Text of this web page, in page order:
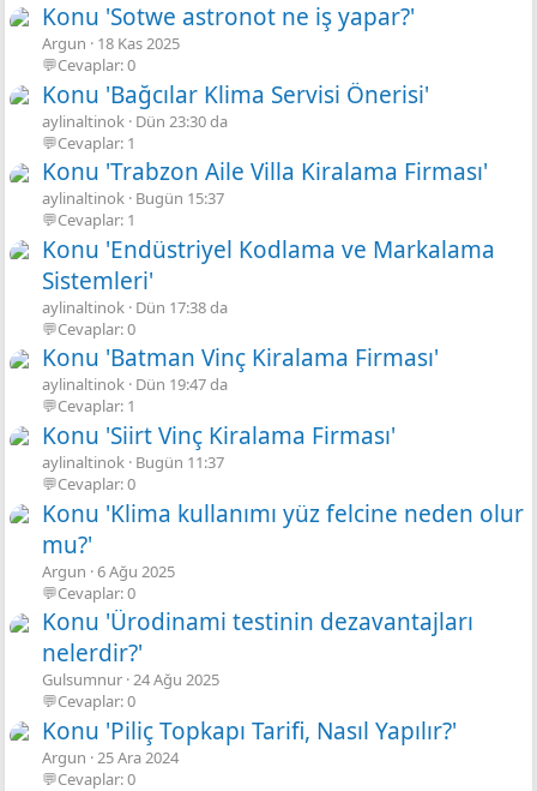
Konu 'Sotwe astronot ne iş yapar?'
Argun
18 Kas 2025
💬Cevaplar: 0
Konu 'Bağcılar Klima Servisi Önerisi'
aylinaltinok Dün 23:30 da
💬Cevaplar: 1
Konu 'Trabzon Aile Villa Kiralama Firması'
aylinaltinok Bugün 15:37
💬Cevaplar: 1
Konu 'Endüstriyel Kodlama ve Markalama
Sistemleri'
aylinaltinok Dün 17:38 da
💬Cevaplar: 0
Konu 'Batman Vinç Kiralama Firması'
aylinaltinok Dün 19:47 da
💬Cevaplar: 1
Konu 'Siirt Vinç Kiralama Firması'
aylinaltinok Bugün 11:37
💬Cevaplar: 0
Konu 'Klima kullanımı yüz felcine neden olur
mu?'
Argun 6 Ağu 2025
💬Cevaplar: 0
Konu 'Ürodinami testinin dezavantajları
nelerdir?'
Gulsumnur 24 Ağu 2025
💬Cevaplar: 0
Konu 'Piliç Topkapı Tarifi, Nasıl Yapılır?'
Argun 25 Ara 2024
💬Cevaplar: 0